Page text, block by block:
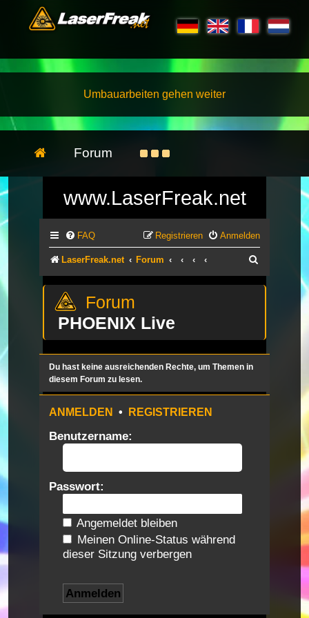
Umbauarbeiten gehen weiter
Forum
www.LaserFreak.net
FAQ Anmelden
Registrieren
LaserFreak.net Forum
PHOENIX Live
Du hast keine ausreichenden Rechte, um Themen in
diesem Forum zu lesen.
ANMELDEN • REGISTRIEREN
Benutzername:
Passwort:
Angemeldet bleiben
Meinen Online-Status während
dieser Sitzung verbergen